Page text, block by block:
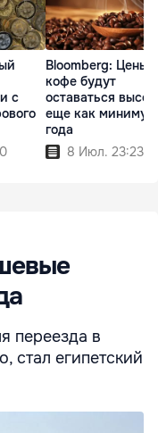
с
Bloomberg: Цены
кофе будут
оставаться
еще как минимум
года
8 Июл. 23:23
переезда в
стал египетский